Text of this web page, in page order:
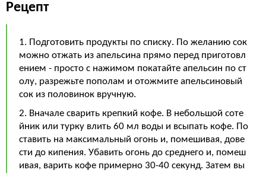
Рецепт
1. Подготовить продукты по списку. По желанию сок
можно отжать из апельсина прямо перед приготовл
ением - просто с нажимом покатайте апельсин по ст
олу, разрежьте пополам и отожмите апельсиновый
сок из половинок вручную.
2. Вначале сварить крепкий кофе. В небольшой соте
йник или турку влить 60 мл воды и всыпать кофе. По
ставить на максимальный огонь и, помешивая, дове
сти до кипения. Убавить огонь до среднего и, помеш
ивая, варить кофе примерно 30-40 секунд. Затем вы